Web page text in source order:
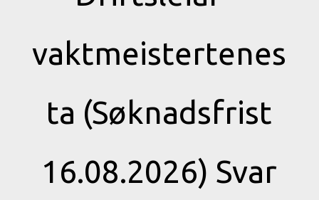
vaktmeistertenes
ta (Søknadsfrist
16.08.2026) Svar